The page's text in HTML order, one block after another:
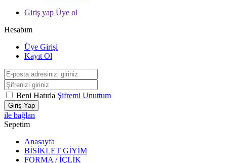
Giriş yap Üye ol
Hesabım
Üye Girişi
Kayıt Ol
Beni Hatırla Şifremi Unuttum
Giriş Yap
ile bağlan
Sepetim
Anasayfa
BİSİKLET GİYİM
FORMA / İÇLİK